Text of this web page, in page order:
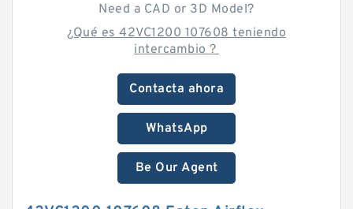
Need a CAD or 3D Model?
¿Qué es 42VC1200 107608 teniendo
intercambio？
Contacta ahora
WhatsApp
Be Our Agent